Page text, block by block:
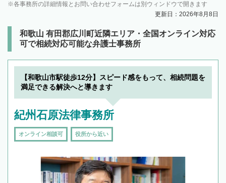
各事務所の詳細情報とお問い合わせフォームは別ウィンドウで開きます
更新日：2026年8月8日
和歌山 有田郡広川町近隣エリア・全国オンライン対応
可で相続対応可能な弁護士事務所
【和歌山市駅徒歩12分】スピード感をもって、相続問題を
満足できる解決へと導きます
紀州石原法律事務所
オンライン相談可 役所から近い